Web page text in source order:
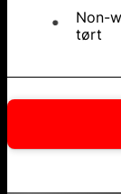
Non-
tørt